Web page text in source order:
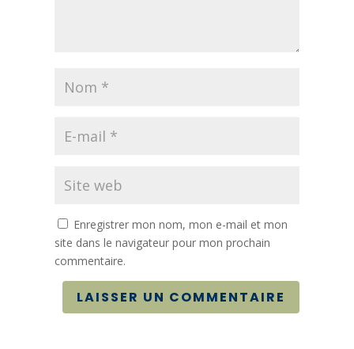
Enregistrer mon nom, mon e-mail et mon
site dans le navigateur pour mon prochain
commentaire.
LAISSER UN COMMENTAIRE